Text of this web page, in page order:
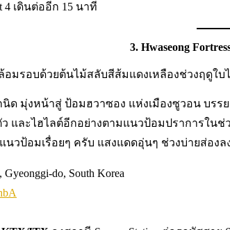
4 เดินต่ออีก 15 นาที
3. Hwaseong
มุ่งหน้าสู่ ป้อมฮวาซอง แห่งเมืองซูวอน บรร
ว และไฮไลต์อีกอย่างตามแนวป้อมปราการ
นวป้อมเรื่อยๆ ครับ แสงแดดอุ่นๆ ช่วงบ่ายส่อง
Gyeonggi-do, South Korea